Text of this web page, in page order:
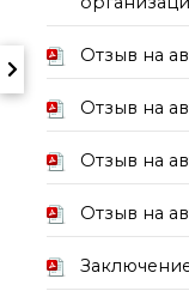
Внутренний сайт
Отзыв на
Отзыв на
Отзыв на
Отзыв на